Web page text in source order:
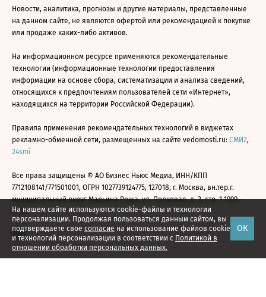
На нашем сайте используются cookie-файлы и технологии
персонализации. Продолжая пользоваться данным сайтом, вы
подтверждаете свое согласие на использование файлов cookie
и технологий персонализации в соответствии с Политикой в
отношении обработки персональных данных.
ОК
Новости, аналитика, прогнозы и другие материалы, представленные
на данном сайте, не являются офертой или рекомендацией к покупке
или продаже каких-либо активов.
На информационном ресурсе применяются рекомендательные
технологии (информационные технологии предоставления
информации на основе сбора, систематизации и анализа сведений,
относящихся к предпочтениям пользователей сети «Интернет»,
находящихся на территории Российской Федерации).
Правила применения рекомендательных технологий в виджетах
рекламно-обменной сети, размещенных на сайте vedomosti.ru: СМИ2,
24smi
Все права защищены © АО Бизнес Ньюс Медиа, ИНН/КПП
7712108141/771501001, ОГРН 1027739124775, 127018, г. Москва, вн.тер.г.
муниципальный округ Марьина Роща, ул. Полковая, д. 3, стр. 1 1999—
2026